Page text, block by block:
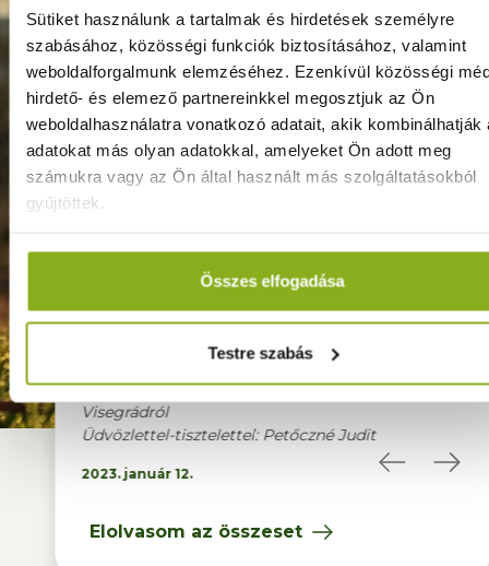
Sütiket használunk a tartalmak és hirdetések személyre
szabásához, közösségi funkciók biztosításához, valamint
weboldalforgalmunk elemzéséhez. Ezenkívül közösségi
hirdető- és elemező partnereinkkel megosztjuk az Ön
weboldalhasználatra vonatkozó adatait, akik kombinálhatják
adatokat más olyan adatokkal, amelyeket Ön adott meg
számukra vagy az Ön által használt más szolgáltatásokból
gyűjtöttek.
Összes elfogadása
Testre szabás
VENDÉG
VISSZAJELZÉSEK
és
kicsit
voltak.
ezért
A családias fogadtatás és személyes, közvetlen
kontaktus nagyon hangulatossá varázsolta az ott
töltött napjainkat. A konyha szakácsait, dolgozóit
nagy dícséret illeti! Szenzációs ínyenc
"utazásokban" volt részünk, sok finomsággal,
újdonsággal lettünk gazdagabbak!
További sok sikert kíván: a Petőcz család
Visegrádról
Üdvözlettel-tisztelettel: Petőczné Judit
2023. január 12.
Elolvasom az összeset